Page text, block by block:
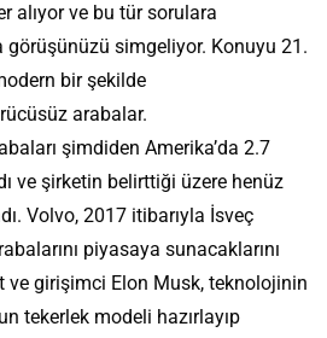
alıyor ve bu tür sorulara
görüşünüzü simgeliyor. Konuyu 21.
bir şekilde
arabalar.
şimdiden Amerika’da 2.7
ve şirketin belirttiği üzere henüz
Volvo, 2017 itibarıyla İsveç
piyasaya sunacaklarını
ve girişimci Elon Musk, teknolojinin
tekerlek modeli hazırlayıp